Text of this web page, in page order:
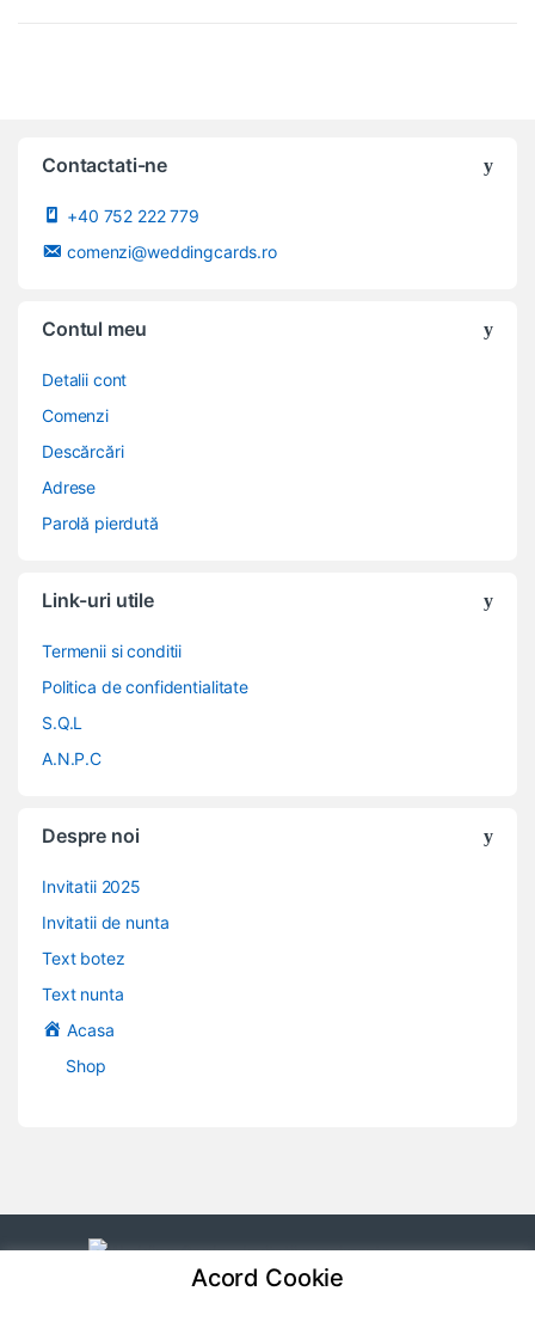
Contactati-ne
+40 752 222 779
comenzi@weddingcards.ro
Contul meu
Detalii cont
Comenzi
Descărcări
Adrese
Parolă pierdută
Link-uri utile
Termenii si conditii
Politica de confidentialitate
S.Q.L
A.N.P.C
Despre noi
Invitatii 2025
Invitatii de nunta
Text botez
Text nunta
Acasa
Shop
Acord Cookie